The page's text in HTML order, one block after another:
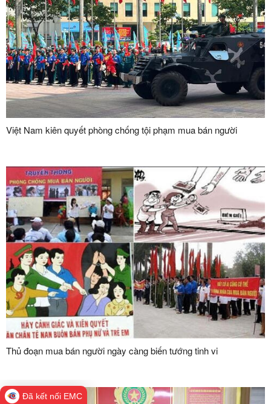
Việt Nam kiên quyết phòng chống tội phạm mua bán người
Thủ đoạn mua bán người ngày càng biến tướng tinh vi
Đã kết nối EMC